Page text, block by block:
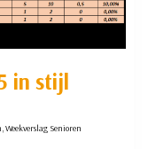
in stijl
,Weekverslag Senioren